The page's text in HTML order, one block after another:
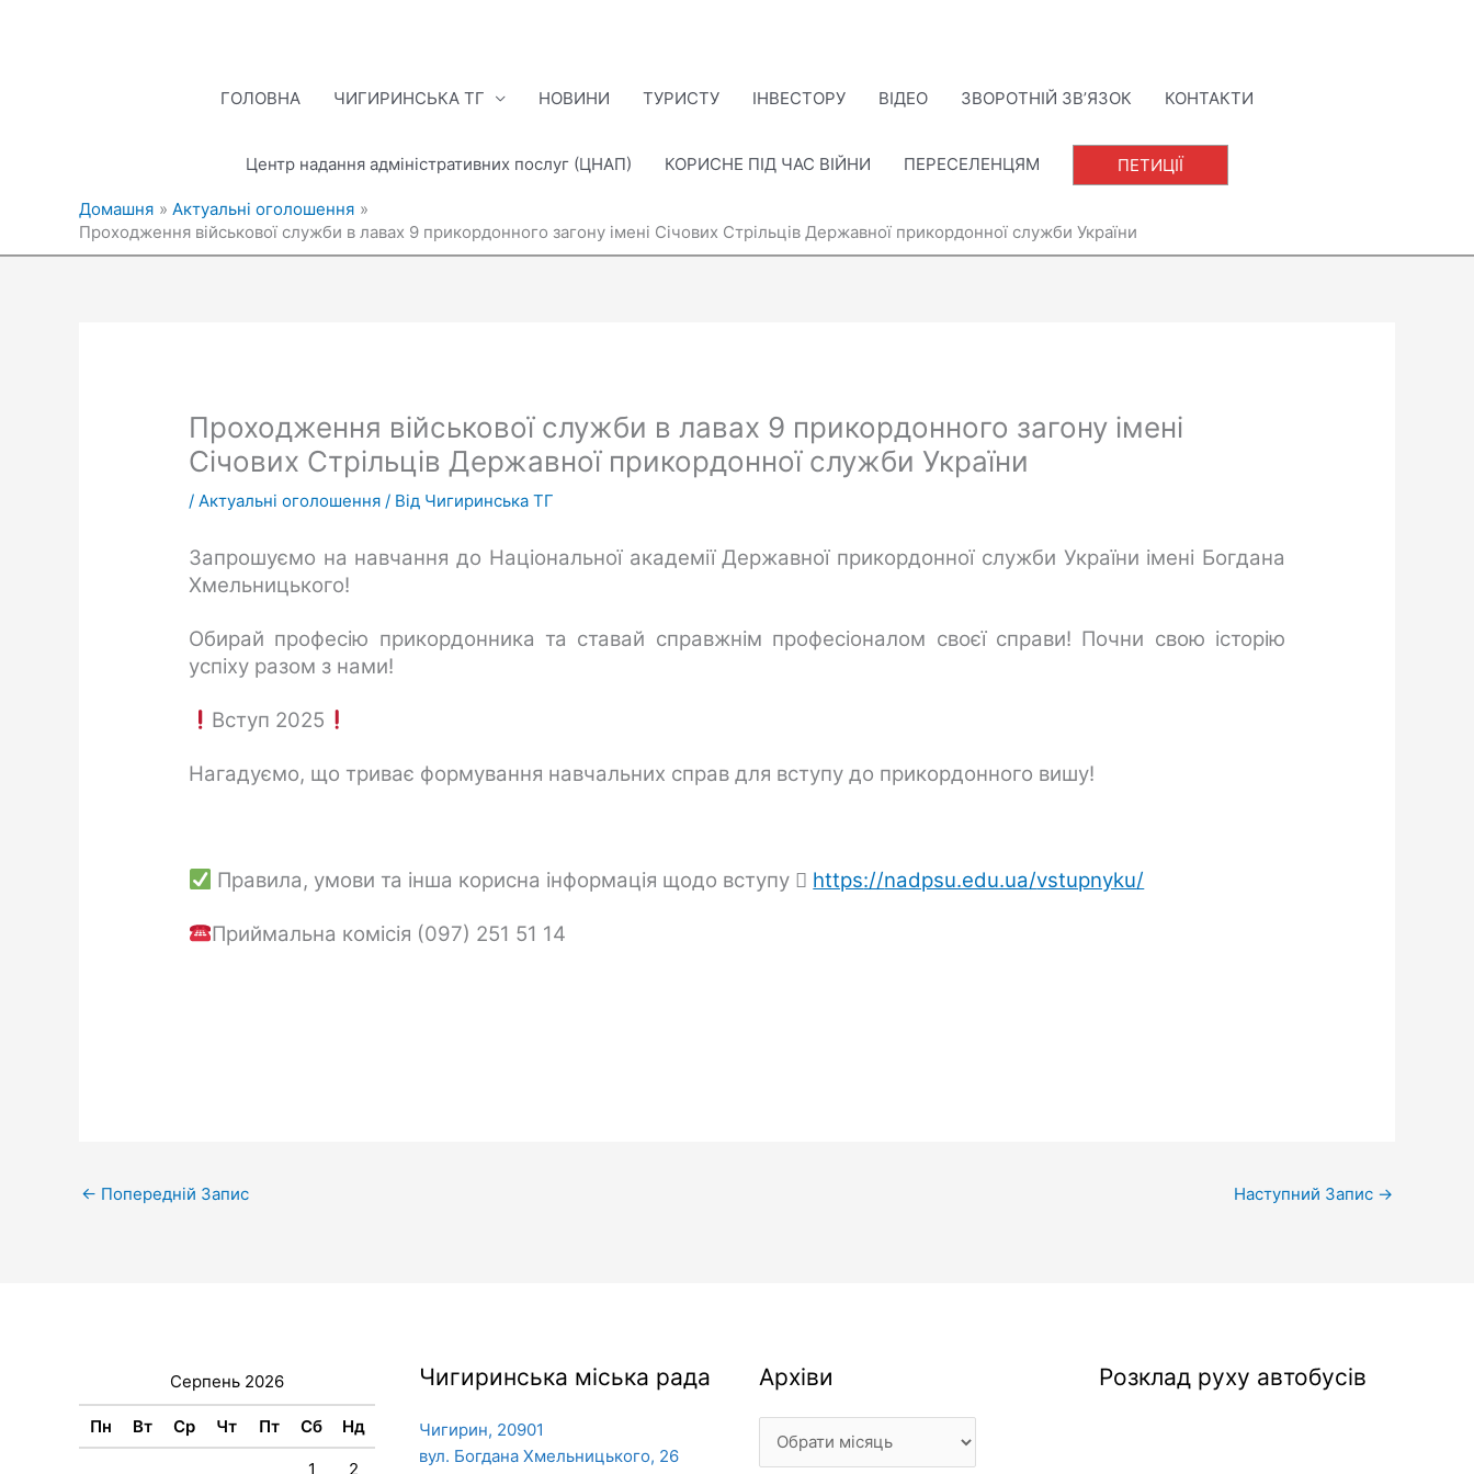
ГОЛОВНА
ЧИГИРИНСЬКА ТГ НОВИНИ ТУРИСТУ ІНВЕСТОРУ ВІДЕО ЗВОРОТНІЙ ЗВ’ЯЗОК КОНТАКТИ
Центр надання адміністративних послуг (ЦНАП) КОРИСНЕ ПІД ЧАС ВІЙНИ ПЕРЕСЕЛЕНЦЯМ ПЕТИЦІЇ
Домашня
Актуальні оголошення
Проходження військової служби в лавах 9 прикордонного загону імені Січових Стрільців Державної прикордонної служби України
Проходження військової служби в лавах 9 прикордонного загону імені
Січових Стрільців Державної прикордонної служби України
/Актуальні оголошення / Від Чигиринська ТГ
Запрошуємо на навчання до Національної академії Державної прикордонної служби України імені Богдана
Хмельницького!
Обирай професію прикордонника та ставай справжнім професіоналом своєї справи! Почни свою історію
успіху разом з нами!
Вступ 2025
Нагадуємо, що триває формування навчальних справ для вступу до прикордонного вишу!
Правила, умови та інша корисна інформація щодо вступу  https://nadpsu.edu.ua/vstupnyku/
Приймальна комісія (097) 251 51 14
← Попередній Запис Наступний Запис →
Серпень 2026
Пн Вт Ср Чт Пт Сб Нд
1 2
Чигиринська міська рада
Чигирин, 20901
вул. Богдана Хмельницького, 26
Архіви
Архіви Розклад руху автобусів